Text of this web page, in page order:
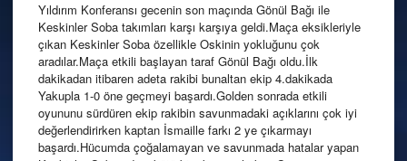
Yıldırım Konferansı gecenin son maçında Gönül Bağı ile
Keskinler Soba takımları karşı karşıya geldi.Maça eksikleriyle
çıkan Keskinler Soba özellikle Oskinin yokluğunu çok
aradılar.Maça etkili başlayan taraf Gönül Bağı oldu.İlk
dakikadan itibaren adeta rakibi bunaltan ekip 4.dakikada
Yakupla 1-0 öne geçmeyi başardı.Golden sonrada etkili
oyununu sürdüren ekip rakibin savunmadaki açıklarını çok iyi
değerlendirirken kaptan İsmaille farkı 2 ye çıkarmayı
başardı.Hücumda çoğalamayan ve savunmada hatalar yapan